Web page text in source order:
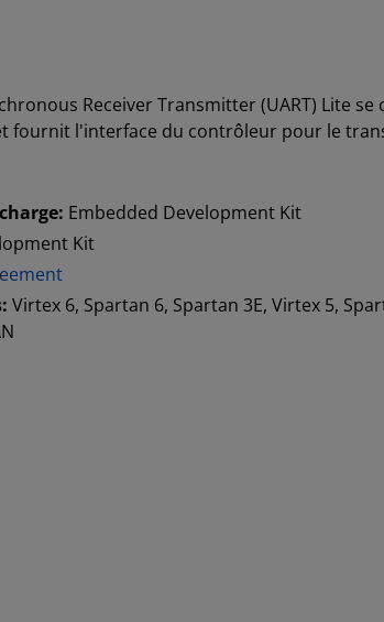
Receiver Transmitter (UART) Lite se
fournit l'interface du contrôleur pour le
Embedded Development Kit
Kit
Virtex 6, Spartan 6, Spartan 3E, Virtex 5,